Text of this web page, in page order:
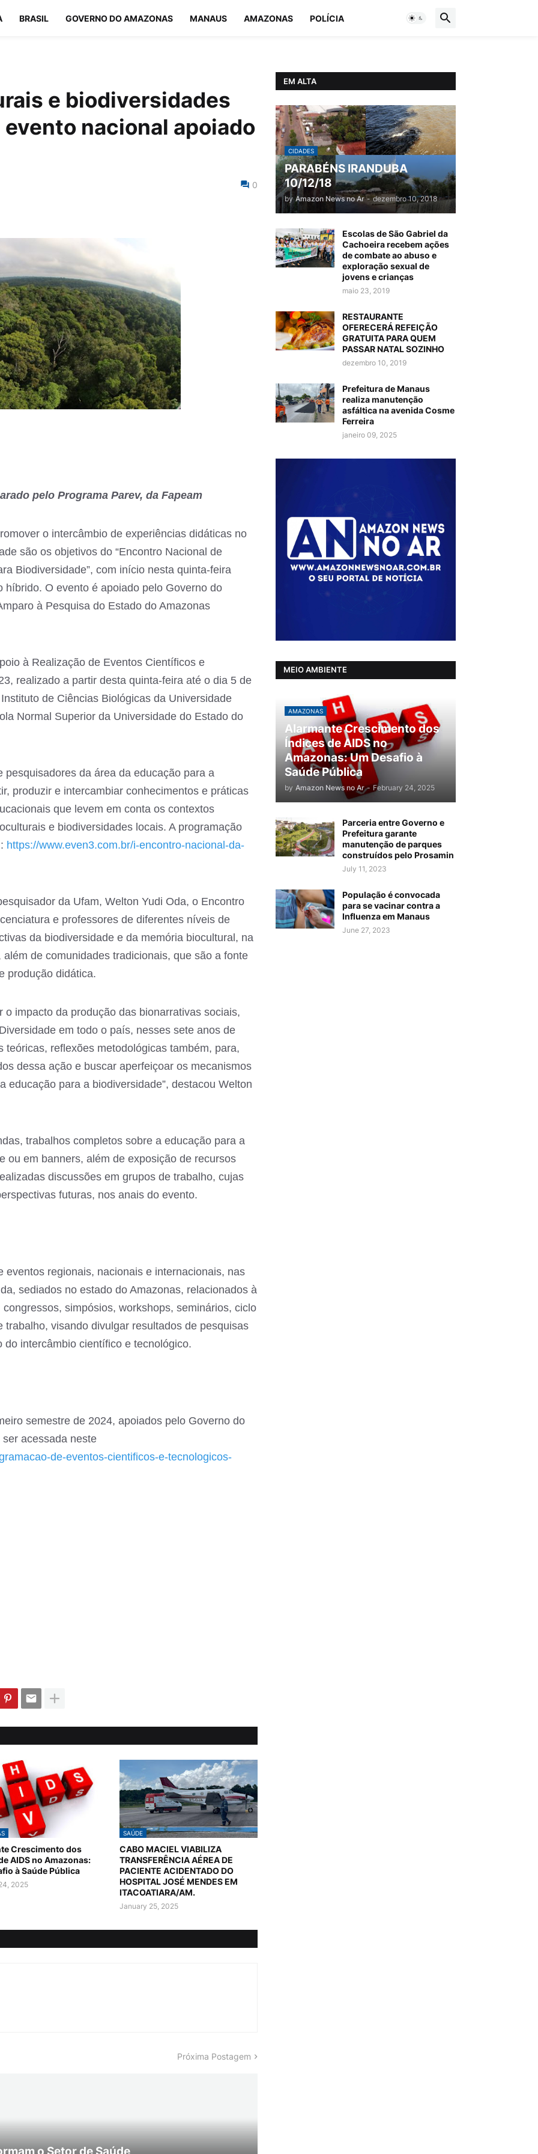
BRASIL GOVERNO DO AMAZONAS MANAUS AMAZONAS POLÍCIA
e biodiversidades
nacional apoiado
0
pelo Programa Parev, da Fapeam
o intercâmbio de experiências didáticas no
são os objetivos do “Encontro Nacional de
Biodiversidade”, com início nesta quinta-feira
O evento é apoiado pelo Governo do
à Pesquisa do Estado do Amazonas
à Realização de Eventos Científicos e
realizado a partir desta quinta-feira até o dia 5 de
de Ciências Biológicas da Universidade
Normal Superior da Universidade do Estado do
da área da educação para a
produzir e intercambiar conhecimentos e práticas
que levem em conta os contextos
e biodiversidades locais. A programação
https://www.even3.com.br/i-encontro-nacional-da-
da Ufam, Welton Yudi Oda, o Encontro
e professores de diferentes níveis de
da biodiversidade e da memória biocultural, na
de comunidades tradicionais, que são a fonte
produção didática.
o impacto da produção das bionarrativas sociais,
em todo o país, nesses sete anos de
reflexões metodológicas também, para,
dessa ação e buscar aperfeiçoar os mecanismos
educação para a biodiversidade”, destacou Welton
trabalhos completos sobre a educação para a
ou em banners, além de exposição de recursos
discussões em grupos de trabalho, cujas
futuras, nos anais do evento.
regionais, nacionais e internacionais, nas
sediados no estado do Amazonas, relacionados à
simpósios, workshops, seminários, ciclo
visando divulgar resultados de pesquisas
intercâmbio científico e tecnológico.
semestre de 2024, apoiados pelo Governo do
acessada neste
de-eventos-cientificos-e-tecnologicos-
Crescimento dos
AIDS no Amazonas:
à Saúde Pública
2025
SAÚDE
CABO MACIEL VIABILIZA
TRANSFERÊNCIA AÉREA DE
PACIENTE ACIDENTADO DO
HOSPITAL JOSÉ MENDES EM
ITACOATIARA/AM.
January 25, 2025
Próxima Postagem
EM ALTA
CIDADES
PARABÉNS IRANDUBA
10/12/18
by Amazon News no Ar - dezembro 10, 2018
Escolas de São Gabriel da
Cachoeira recebem ações
de combate ao abuso e
exploração sexual de
jovens e crianças
maio 23, 2019
RESTAURANTE
OFERECERÁ REFEIÇÃO
GRATUITA PARA QUEM
PASSAR NATAL SOZINHO
dezembro 10, 2019
Prefeitura de Manaus
realiza manutenção
asfáltica na avenida Cosme
Ferreira
janeiro 09, 2025
MEIO AMBIENTE
AMAZONAS
Alarmante Crescimento dos
Índices de AIDS no
Amazonas: Um Desafio à
Saúde Pública
by Amazon News no Ar - February 24, 2025
Parceria entre Governo e
Prefeitura garante
manutenção de parques
construídos pelo Prosamin
July 11, 2023
População é convocada
para se vacinar contra a
Influenza em Manaus
June 27, 2023